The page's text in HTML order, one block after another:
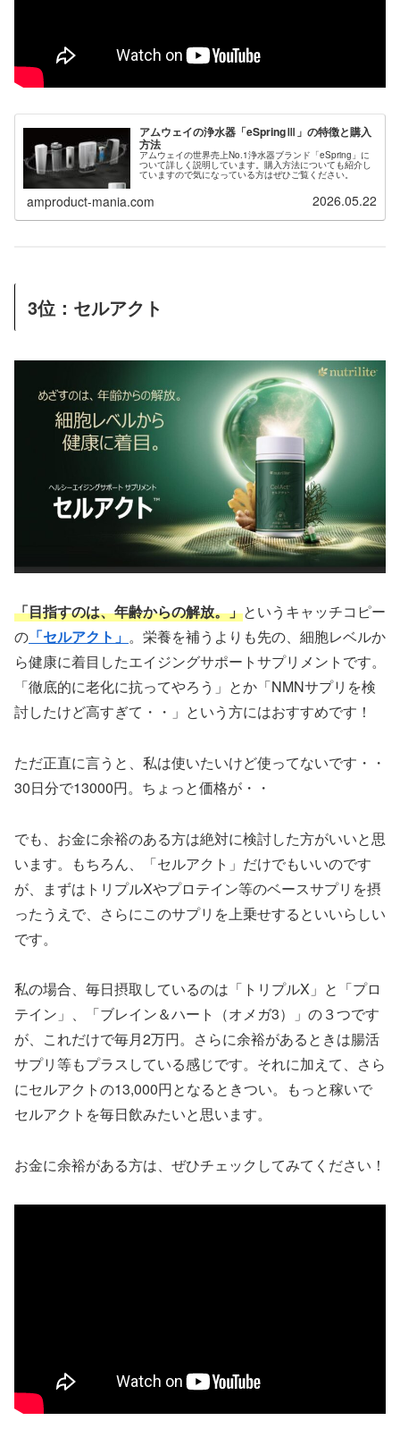
アムウェイの浄水器「eSpringⅢ」の特徴と購入
方法
アムウェイの世界売上No.1浄水器ブランド「eSpring」に
ついて詳しく説明しています。購入方法についても紹介し
ていますので気になっている方はぜひご覧ください。
amproduct-mania.com 2026.05.22
3位：セルアクト
「目指すのは、年齢からの解放。」というキャッチコピー
の 「セルアクト」 。栄養を補うよりも先の、細胞レベルか
ら健康に着目したエイジングサポートサプリメントです。
「徹底的に老化に抗ってやろう」とか「NMNサプリを検
討したけど高すぎて・・」という方にはおすすめです！
ただ正直に言うと、私は使いたいけど使ってないです・・
30日分で13000円。ちょっと価格が・・
でも、お金に余裕のある方は絶対に検討した方がいいと思
います。もちろん、「セルアクト」だけでもいいのです
が、まずはトリプルXやプロテイン等のベースサプリを摂
ったうえで、さらにこのサプリを上乗せするといいらしい
です。
私の場合、毎日摂取しているのは「トリプルX」と「プロ
テイン」、「ブレイン＆ハート（オメガ3）」の３つです
が、これだけで毎月2万円。さらに余裕があるときは腸活
サプリ等もプラスしている感じです。それに加えて、さら
にセルアクトの13,000円となるときつい。もっと稼いで
セルアクトを毎日飲みたいと思います。
お金に余裕がある方は、ぜひチェックしてみてください！